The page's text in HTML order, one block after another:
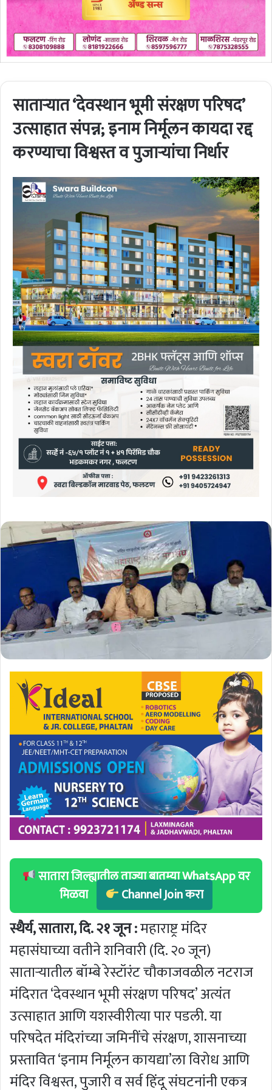
साताऱ्यात ‘देवस्थान भूमी संरक्षण परिषद’
उत्साहात संपन्न; इनाम निर्मूलन कायदा रद्द
करण्याचा विश्वस्त व पुजाऱ्यांचा निर्धार
सातारा जिल्ह्यातील ताज्या बातम्या WhatsApp वर
मिळवा
Channel Join करा
स्थैर्य, सातारा, दि. २१ जून :महाराष्ट्र मंदिर
महासंघाच्या वतीने शनिवारी (दि. २० जून)
साताऱ्यातील बॉम्बे रेस्टॉरंट चौकाजवळील नटराज
मंदिरात ‘देवस्थान भूमी संरक्षण परिषद’ अत्यंत
उत्साहात आणि यशस्वीरीत्या पार पडली. या
परिषदेत मंदिरांच्या जमिनींचे संरक्षण, शासनाच्या
प्रस्तावित ‘इनाम निर्मूलन कायद्या’ला विरोध आणि
मंदिर विश्वस्त, पुजारी व सर्व हिंदू संघटनांनी एकत्र